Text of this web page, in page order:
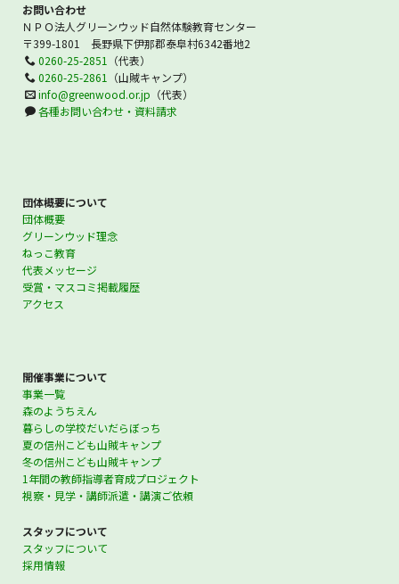
お問い合わせ
ＮＰＯ法人グリーンウッド自然体験教育センター
〒399-1801 長野県下伊那郡泰阜村6342番地2
0260-25-2851
（代表）
0260-25-2861
（山賊キャンプ）
info@greenwood.or.jp （代表）
各種お問い合わせ・資料請求
団体概要について
団体概要
グリーンウッド理念
ねっこ教育
代表メッセージ
受賞・マスコミ掲載履歴
アクセス
開催事業について
事業一覧
森のようちえん
暮らしの学校だいだらぼっち
夏の信州こども山賊キャンプ
冬の信州こども山賊キャンプ
1年間の教師指導者育成プロジェクト
視察・見学・講師派遣・講演ご依頼
スタッフについて
スタッフについて
採用情報